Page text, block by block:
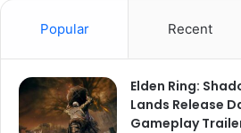
Popular Recent
Elden Ring:
Lands Release
Gameplay